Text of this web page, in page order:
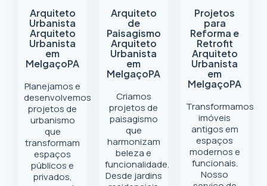
Arquiteto
Urbanista
Arquiteto
Urbanista
em
MelgaçoPA
Planejamos e
desenvolvemos
projetos de
urbanismo
que
transformam
espaços
públicos e
privados,
Arquiteto
de
Paisagismo
Arquiteto
Urbanista
em
MelgaçoPA
Criamos
projetos de
paisagismo
que
harmonizam
beleza e
funcionalidade.
Desde jardins
Projetos
para
Reforma e
Retrofit
Arquiteto
Urbanista
em
MelgaçoPA
Transformamos
imóveis
antigos em
espaços
modernos e
funcionais.
Nosso